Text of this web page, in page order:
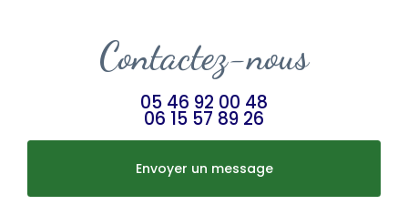
Contactez-nous
05 46 92 00 48
06 15 57 89 26
Envoyer un message